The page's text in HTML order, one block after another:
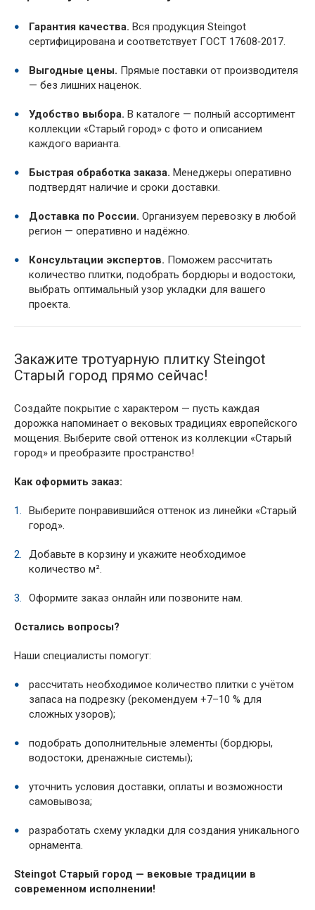
Гарантия качества. Вся продукция Steingot
сертифицирована и соответствует ГОСТ 17608‑2017.
Выгодные цены. Прямые поставки от производителя
— без лишних наценок.
Удобство выбора. В каталоге — полный ассортимент
коллекции «Старый город» с фото и описанием
каждого варианта.
Быстрая обработка заказа. Менеджеры оперативно
подтвердят наличие и сроки доставки.
Доставка по России. Организуем перевозку в любой
регион — оперативно и надёжно.
Консультации экспертов. Поможем рассчитать
количество плитки, подобрать бордюры и водостоки,
выбрать оптимальный узор укладки для вашего
проекта.
Закажите тротуарную плитку Steingot
Старый город прямо сейчас!
Создайте покрытие с характером — пусть каждая
дорожка напоминает о вековых традициях европейского
мощения. Выберите свой оттенок из коллекции «Старый
город» и преобразите пространство!
Как оформить заказ:
Выберите понравившийся оттенок из линейки «Старый
город».
Добавьте в корзину и укажите необходимое
количество м².
Оформите заказ онлайн или позвоните нам.
Остались вопросы?
Наши специалисты помогут:
рассчитать необходимое количество плитки с учётом
запаса на подрезку (рекомендуем +7–10 % для
сложных узоров);
подобрать дополнительные элементы (бордюры,
водостоки, дренажные системы);
уточнить условия доставки, оплаты и возможности
самовывоза;
разработать схему укладки для создания уникального
орнамента.
Steingot Старый город — вековые традиции в
современном исполнении!